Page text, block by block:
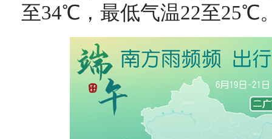
至34℃，最低气温22至25℃